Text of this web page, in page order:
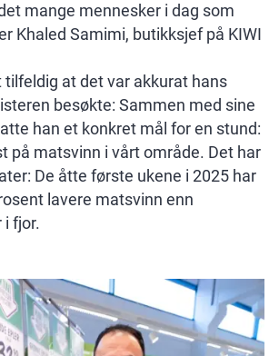
mange mennesker i dag som
Khaled Samimi, butikksjef på KIWI
tilfeldig at det var akkurat hans
besøkte: Sammen med sine
han et konkret mål for en stund:
på matsvinn i vårt område. Det har
De åtte første ukene i 2025 har
lavere matsvinn enn
i fjor.